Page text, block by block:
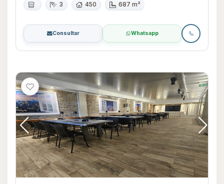
3 450 687 m²
Consultar Whatsapp